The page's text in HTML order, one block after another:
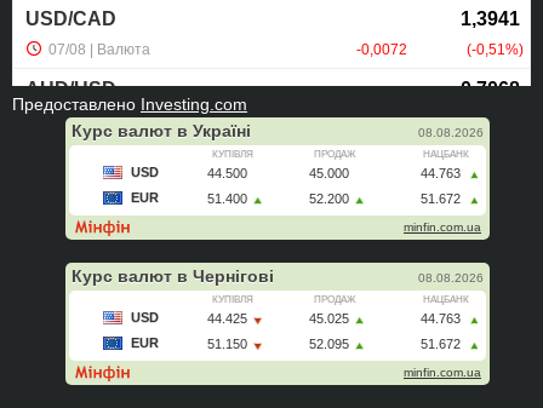
Предоставлено Investing.com